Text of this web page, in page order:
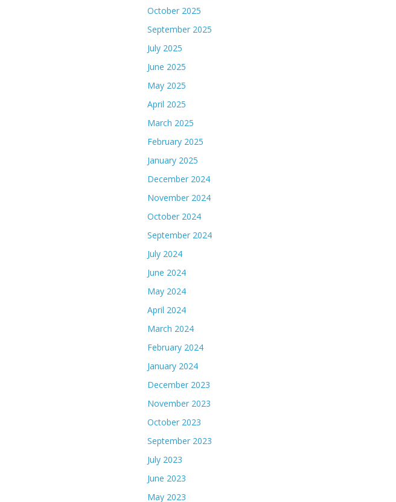
October 2025
September 2025
July 2025
June 2025
May 2025
April 2025
March 2025
February 2025
January 2025
December 2024
November 2024
October 2024
September 2024
July 2024
June 2024
May 2024
April 2024
March 2024
February 2024
January 2024
December 2023
November 2023
October 2023
September 2023
July 2023
June 2023
May 2023